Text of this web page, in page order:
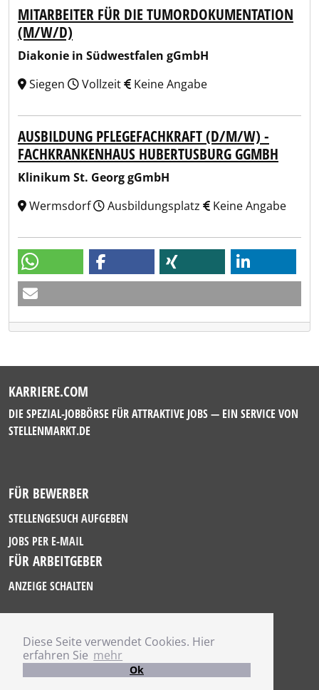
Diese Seite verwendet Cookies. Hier
erfahren Sie mehr
Ok
MITARBEITER FÜR DIE TUMORDOKUMENTATION
(M/W/D)
Diakonie in Südwestfalen gGmbH
Siegen
Vollzeit Keine Angabe
AUSBILDUNG PFLEGEFACHKRAFT (D/M/W) -
FACHKRANKENHAUS HUBERTUSBURG GGMBH
Klinikum St. Georg gGmbH
Wermsdorf
Ausbildungsplatz Keine Angabe
KARRIERE.COM
DIE SPEZIAL-JOBBÖRSE FÜR ATTRAKTIVE JOBS — EIN SERVICE VON
STELLENMARKT.DE
FÜR BEWERBER
STELLENGESUCH AUFGEBEN
JOBS PER E-MAIL
FÜR ARBEITGEBER
ANZEIGE SCHALTEN
IMPRESSUM
DATENSCHUTZ